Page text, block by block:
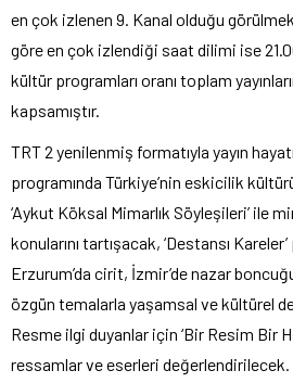
en çok izlenen 9. Kanal olduğu
göre en çok izlendiği saat dilimi ise 21.00
kültür programları oranı toplam
kapsamıştır.
TRT 2 yenilenmiş formatıyla yayın
programında Türkiye’nin eskicilik
‘Aykut Köksal Mimarlık Söyleşileri’ ile
konularını tartışacak, ‘Destansı
Erzurum’da cirit, İzmir’de nazar
özgün temalarla yaşamsal ve kültürel
Resme ilgi duyanlar için ‘Bir Resim Bir
ressamlar ve eserleri